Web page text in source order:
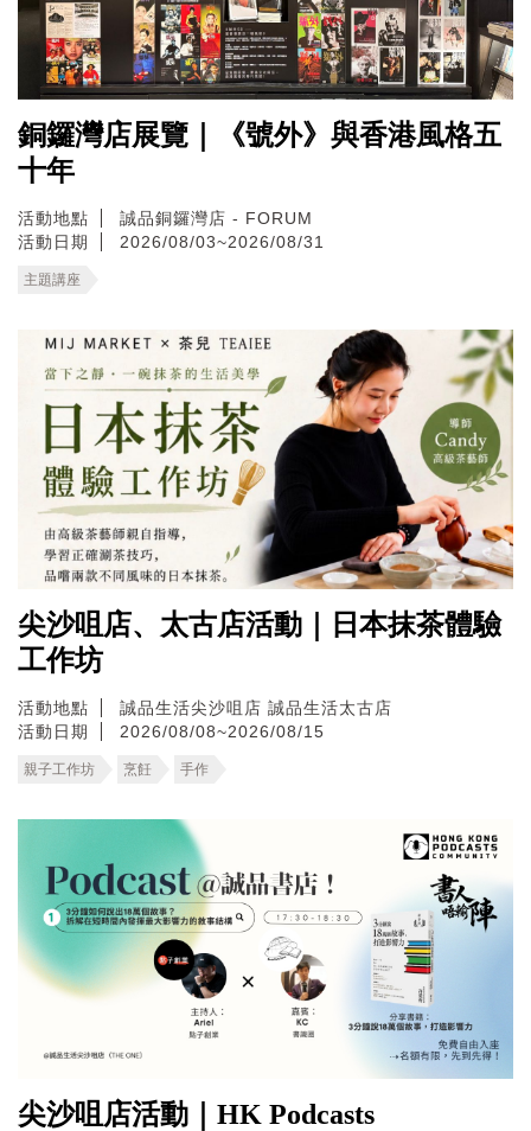
銅鑼灣店展覽｜《號外》與香港風格五
十年
活動地點
誠品銅鑼灣店 - FORUM
活動日期
2026/08/03~2026/08/31
主題講座
尖沙咀店、太古店活動｜日本抹茶體驗
工作坊
活動地點 誠品生活尖沙咀店 誠品生活太古店
活動日期
2026/08/08~2026/08/15
親子工作坊 烹飪 手作
尖沙咀店活動｜HK Podcasts